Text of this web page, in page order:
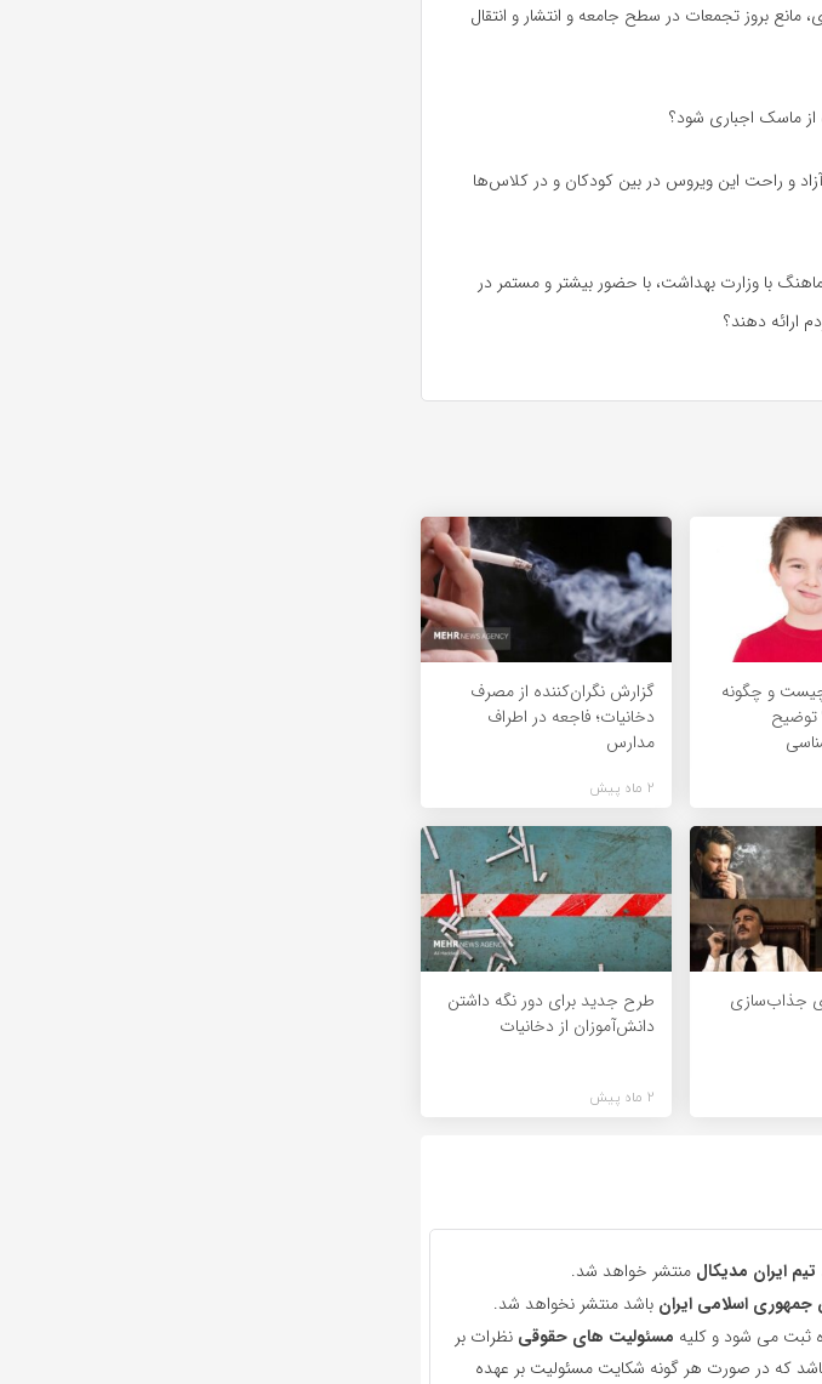
مانع بروز تجمعات در سطح جامعه و انتشار و انتقال
از ماسک اجباری شود؟
و راحت این ویروس در بین کودکان و در کلاس‌ها
با وزارت بهداشت، با حضور بیشتر و مستمر در
ارائه دهند؟
و چگونه
توضیح
گزارش نگران‌کننده از مصرف
دخانیات؛ فاجعه در اطراف
مدارس
2 ماه پیش
جذاب‌سازی
طرح جدید برای دور نگه داشتن
دانش‌آموزان از دخانیات
2 ماه پیش
تیم ایران مدیکال منتشر خواهد شد.
جمهوری اسلامی ایران باشد منتشر نخواهد شد.
ثبت می شود و کلیه مسئولیت های حقوقی نظرات بر
که در صورت هر گونه شکایت مسئولیت بر عهده